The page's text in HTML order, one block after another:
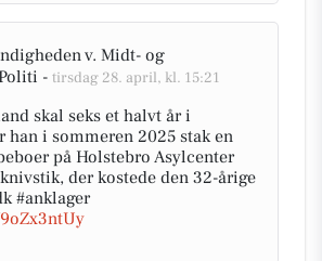
v. Midt- og
- tirsdag 28. april, kl. 15:21
skal seks et halvt år i
han i sommeren 2025 stak en
på Holstebro Asylcenter
der kostede den 32-årige
#anklager